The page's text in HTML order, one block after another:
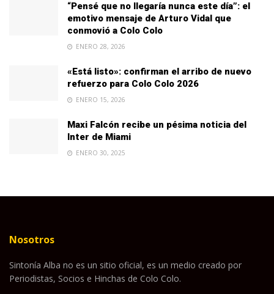
“Pensé que no llegaría nunca este día”: el
emotivo mensaje de Arturo Vidal que
conmovió a Colo Colo
ENERO 28, 2026
«Está listo»: confirman el arribo de nuevo
refuerzo para Colo Colo 2026
ENERO 15, 2026
Maxi Falcón recibe un pésima noticia del
Inter de Miami
ENERO 30, 2025
Nosotros
Sintonía Alba no es un sitio oficial, es un medio creado por
Periodistas, Socios e Hinchas de Colo Colo.